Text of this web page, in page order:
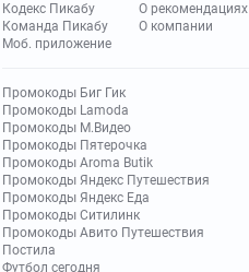
Кодекс Пикабу
Команда Пикабу
Моб. приложение
О рекомендациях
О компании
Промокоды Биг Гик
Промокоды Lamoda
Промокоды М.Видео
Промокоды Пятерочка
Промокоды Aroma Butik
Промокоды Яндекс Путешествия
Промокоды Яндекс Еда
Промокоды Ситилинк
Промокоды Авито Путешествия
Постила
Футбол сегодня